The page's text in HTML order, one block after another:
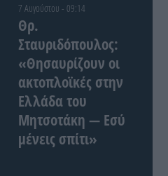
7 Αυγούστου - 09:14
Θρ.
Σταυριδόπουλος:
«Θησαυρίζουν οι
ακτοπλοϊκές στην
Ελλάδα του
Μητσοτάκη — Εσύ
μένεις σπίτι»